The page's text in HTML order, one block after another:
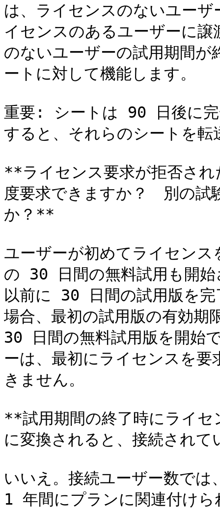
は、ライセンスのないユー
イセンスのあるユーザーに
のないユーザーの試用期間が
ートに対して機能します。
重要: シートは 90 日後に
すると、それらのシートを
**ライセンス要求が拒否さ
度要求できますか？　別の
か？**
ユーザーが初めてライセン
の 30 日間の無料試用も開始
以前に 30 日間の試用版を
場合、最初の試用版の有効
30 日間の無料試用版を開始
ーは、最初にライセンスを
きません。
**試用期間の終了時にライセ
に変換されると、接続され
いいえ。接続ユーザー数で
1 年間にプランに関連付け